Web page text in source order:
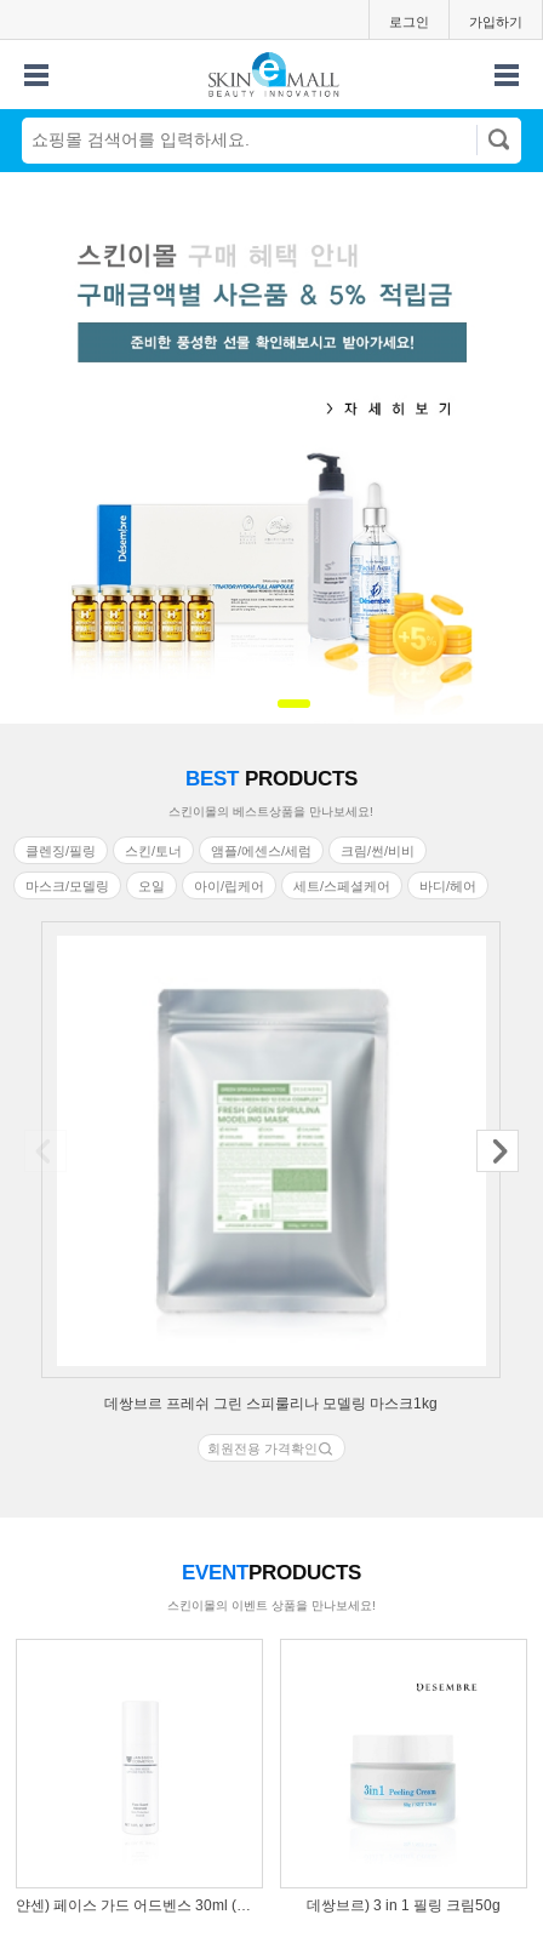
로그인 가입하기
BESTPRODUCTS
스킨이몰의 베스트상품을 만나보세요!
클렌징/필링 스킨/토너 앰플/에센스/세럼 크림/썬/비비
마스크/모델링 오일 아이/립케어 세트/스페셜케어 바디/헤어
데쌍브르 프레쉬 그린 스피룰리나 모델링 마스크1kg
회원전용 가격확인
EVENTPRODUCTS
스킨이몰의 이벤트 상품을 만나보세요!
얀센) 페이스 가드 어드벤스 30ml (자외선차단제) 데쌍브르) 3 in 1 필링 크림50g